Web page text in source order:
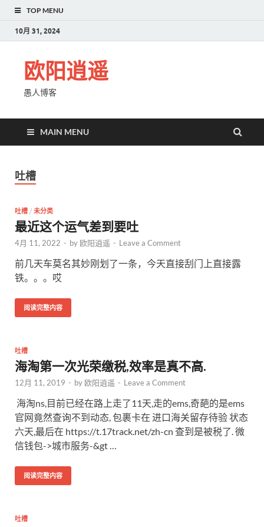
TOP MENU
10月 31, 2024
欧阳逍遥
愚人博客
MAIN MENU
吐槽
吐槽 / 未分类
最近这个运气差到要吐
4月 11, 2022 - by 欧阳逍遥 - Leave a Comment
前几天车莫名其妙刚划了一条，今天直接刮门上直接露
铁。。。哎
阅读完整内容
吐槽
海淘第一次光荣缴税,效率是真不高.
12月 11, 2019 - by 欧阳逍遥 - Leave a Comment
海淘ns,目前已经在路上走了11天,走的ems,奇葩的是ems
官网竟然查询不到动态, 包裹卡在 进口海关留存待验 状态
六天,最后在 https://t.17track.net/zh-cn 查到是被税了. 微
信钱包->城市服务-&gt …
阅读完整内容
吐槽